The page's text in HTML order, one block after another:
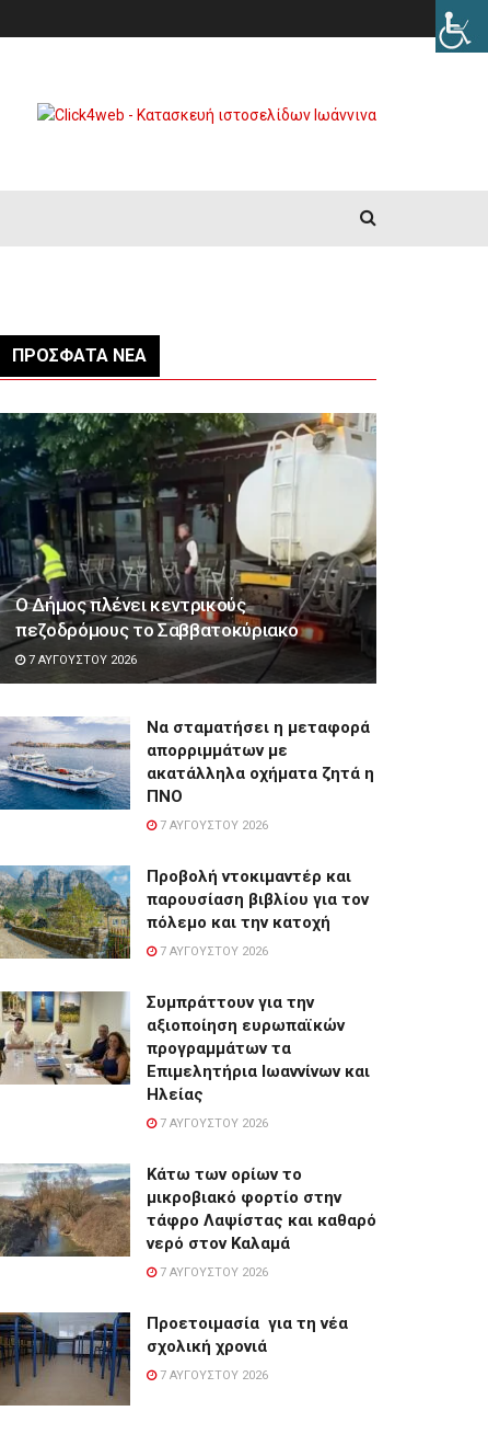
ΠΡΌΣΦΑΤΑ ΝΈΑ
Ο Δήμος πλένει κεντρικούς
πεζοδρόμους το Σαββατοκύριακο
7 ΑΥΓΟΎΣΤΟΥ 2026
Να σταματήσει η μεταφορά
απορριμμάτων με
ακατάλληλα οχήματα ζητά η
ΠΝΟ
7 ΑΥΓΟΎΣΤΟΥ 2026
Προβολή ντοκιμαντέρ και
παρουσίαση βιβλίου για τον
πόλεμο και την κατοχή
7 ΑΥΓΟΎΣΤΟΥ 2026
Συμπράττουν για την
αξιοποίηση ευρωπαϊκών
προγραμμάτων τα
Επιμελητήρια Ιωαννίνων και
Ηλείας
7 ΑΥΓΟΎΣΤΟΥ 2026
Κάτω των ορίων το
μικροβιακό φορτίο στην
τάφρο Λαψίστας και καθαρό
νερό στον Καλαμά
7 ΑΥΓΟΎΣΤΟΥ 2026
Προετοιμασία για τη νέα
σχολική χρονιά
7 ΑΥΓΟΎΣΤΟΥ 2026